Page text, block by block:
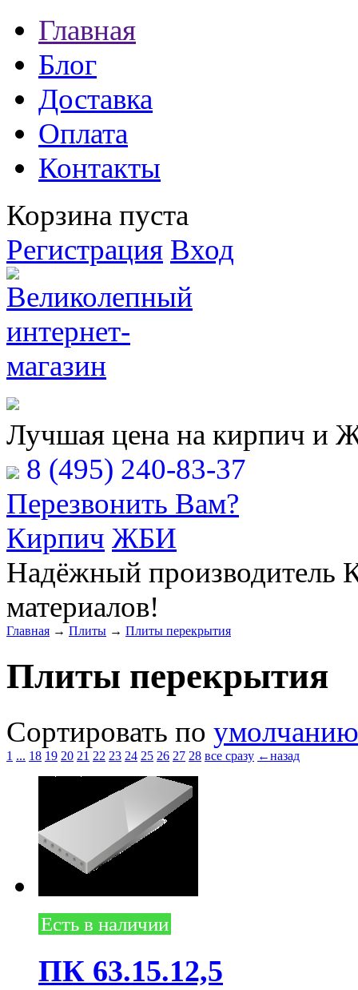
Главная
Блог
Доставка
Оплата
Контакты
Корзина пуста
Регистрация Вход
Лучшая цена на кирпич и
8 (495) 240-83-37
Перезвонить Вам?
Кирпич ЖБИ
Надёжный производитель
материалов!
Главная → Плиты → Плиты перекрытия
Плиты перекрытия
Сортировать по умолчанию
1 ... 18 19 20 21 22 23 24 25 26 27 28 все сразу ←назад
Есть в наличии
ПК 63.15.12,5